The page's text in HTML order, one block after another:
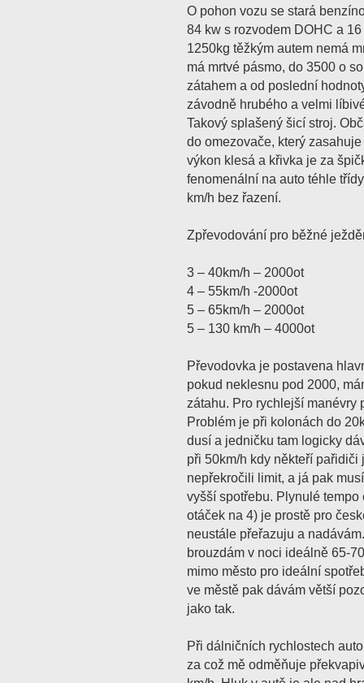
O pohon vozu se stará
84 kw s rozvodem DOHC a
1250kg těžkým autem nemá
má mrtvé pásmo, do 3500 o
zátahem a od poslední
závodně hrubého a velmi
Takový splašený šicí stroj.
do omezovače, který
výkon klesá a křivka je za
fenomenální na auto téhle
km/h bez řazení.
Zpřevodování pro běžné
3 – 40km/h – 2000ot
4 – 55km/h -2000ot
5 – 65km/h – 2000ot
5 – 130 km/h – 4000ot
Převodovka je postavena
pokud neklesnu pod 2000,
zátahu. Pro rychlejší manévry
Problém je při kolonách do
dusí a jedničku tam logicky
při 50km/h kdy někteří
nepřekročili limit, a já pak
vyšší spotřebu. Plynulé
otáček na 4) je prostě pro
neustále přeřazuju a
brouzdám v noci ideálně 65-
mimo město pro ideální
ve městě pak dávám větší
jako tak.
Při dálničních rychlostech
za což mě odměňuje